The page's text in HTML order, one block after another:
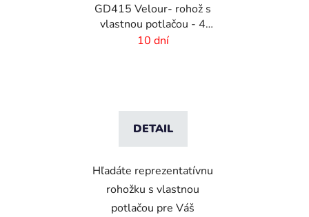
GD415 Velour- rohož s
vlastnou potlačou - 4
mm vlas
10 dní
DETAIL
Hľadáte reprezentatívnu
rohožku s vlastnou
potlačou pre Váš